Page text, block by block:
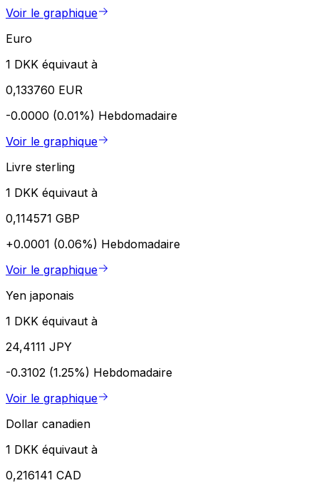
Voir le graphique
Euro
1 DKK équivaut à
0,133760 EUR
-0.0000 (0.01%) Hebdomadaire
Voir le graphique
Livre sterling
1 DKK équivaut à
0,114571 GBP
+0.0001 (0.06%) Hebdomadaire
Voir le graphique
Yen japonais
1 DKK équivaut à
24,4111 JPY
-0.3102 (1.25%) Hebdomadaire
Voir le graphique
Dollar canadien
1 DKK équivaut à
0,216141 CAD